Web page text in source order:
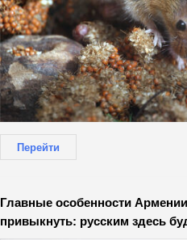
Перейти
Главные особенности
привыкнуть: русским здесь